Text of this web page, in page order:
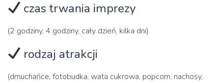
czas trwania imprezy
(2 godziny, 4 godziny, cały dzień, kilka dni)
rodzaj atrakcji
(dmuchańce, fotobudka, wata cukrowa, popcorn, nachosy,